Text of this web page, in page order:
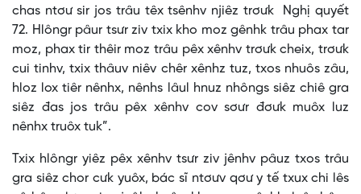
chas ntơư sir jos trâu têx tsênhv njiêz trơưk Nghị quyết
72. Hlôngr pâur tsưr ziv txix kho moz gênhk trâu phax tar
moz, phax tir thêir moz trâu pêx xênhv trơưk cheix, trơưk
cui tinhv, txix thâuv niêv chêr xênhz tuz, txos nhuôs zâu,
hloz lox tiêr nênhx, nênhs lâul hnuz nhôngs siêz chiê gra
siêz đas jos trâu pêx xênhv cov sơưr đơưk muôx luz
nênhx truôx tuk”.
Txix hlôngr yiêz pêx xênhv tsưr ziv jênhv pâuz txos trâu
gra siêz chor cưk yuôx, bác sĩ ntơưv qơư y tế txux chi lês